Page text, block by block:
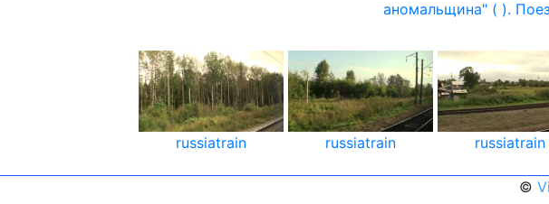
аномальщина" ( ).
russiatrain russiatrain russiatrain
©